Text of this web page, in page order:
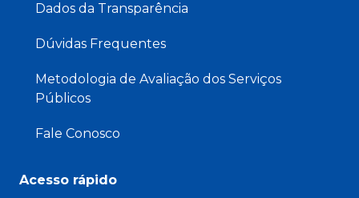
Dados da Transparência
Dúvidas Frequentes
Metodologia de Avaliação dos Serviços
Públicos
Fale Conosco
Acesso rápido